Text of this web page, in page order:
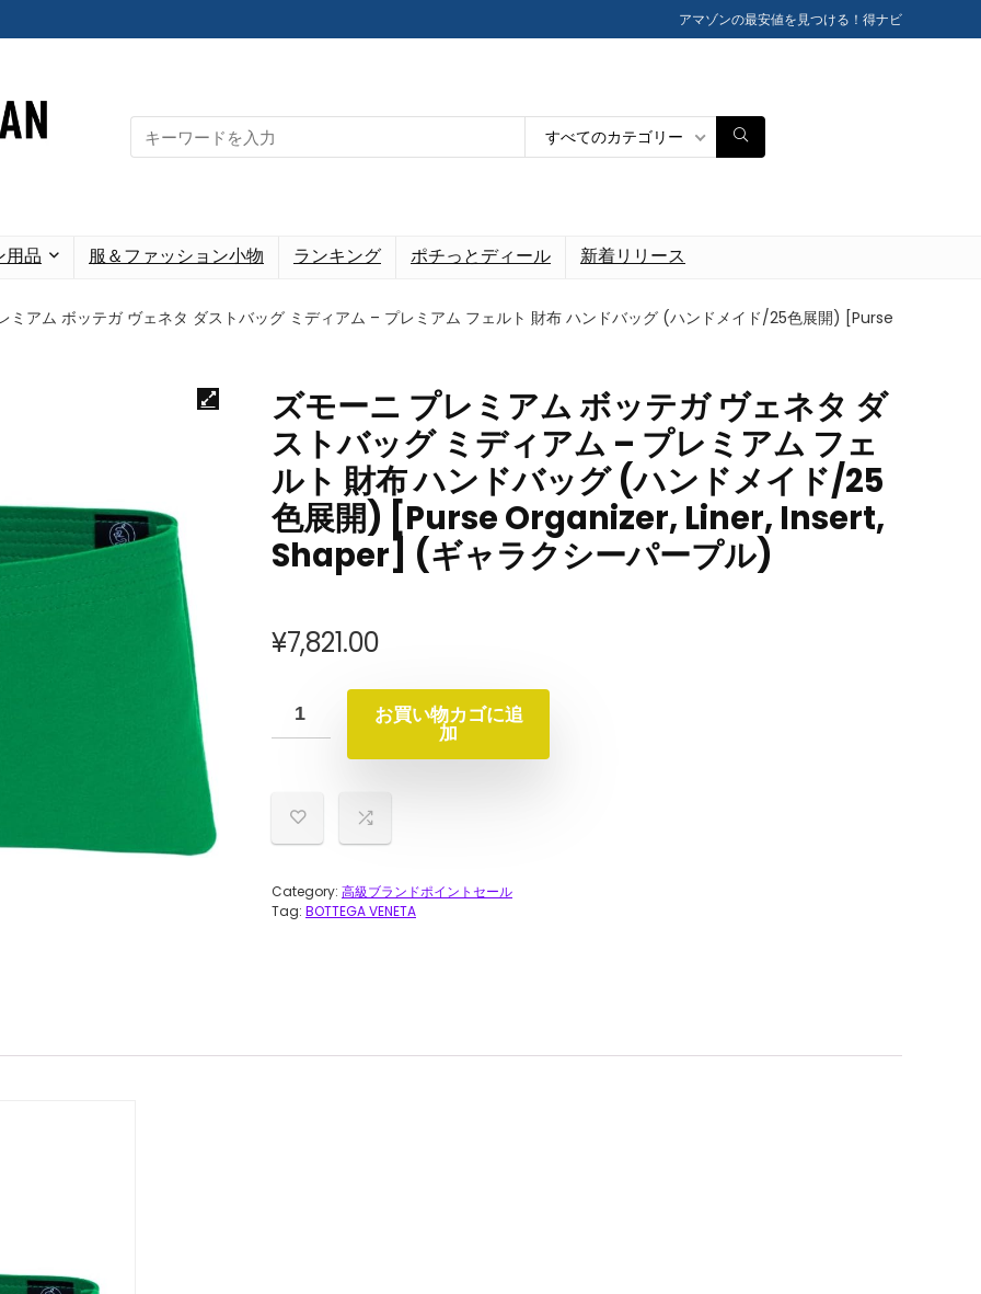
アマゾンの最安値を見つける！得ナビ
Search
for:
すべてのカテゴリー
用品 服＆ファッション小物 ランキング ポチっとディール 新着リリース
ミアム ボッテガ ヴェネタ ダストバッグ ミディアム – プレミアム フェルト 財布 ハンドバッグ (ハンドメイド/25色展開) [Purse
ズモーニ プレミアム ボッテガ ヴェネタ ダ
ストバッグ ミディアム – プレミアム フェ
ルト 財布 ハンドバッグ (ハンドメイド/25
色展開) [Purse Organizer, Liner, Insert,
Shaper] (ギャラクシーパープル)
¥7,821.00
お買い物カゴに追
加
Category: 高級ブランドポイントセール
Tag: BOTTEGA VENETA